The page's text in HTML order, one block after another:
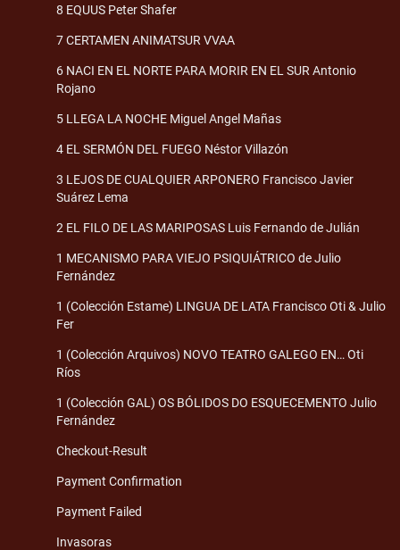
8 EQUUS Peter Shafer
7 CERTAMEN ANIMATSUR VVAA
6 NACI EN EL NORTE PARA MORIR EN EL SUR Antonio
Rojano
5 LLEGA LA NOCHE Miguel Angel Mañas
4 EL SERMÓN DEL FUEGO Néstor Villazón
3 LEJOS DE CUALQUIER ARPONERO Francisco Javier
Suárez Lema
2 EL FILO DE LAS MARIPOSAS Luis Fernando de Julián
1 MECANISMO PARA VIEJO PSIQUIÁTRICO de Julio
Fernández
1 (Colección Estame) LINGUA DE LATA Francisco Oti & Julio
Fer
1 (Colección Arquivos) NOVO TEATRO GALEGO EN… Oti
Ríos
1 (Colección GAL) OS BÓLIDOS DO ESQUECEMENTO Julio
Fernández
Checkout-Result
Payment Confirmation
Payment Failed
Invasoras